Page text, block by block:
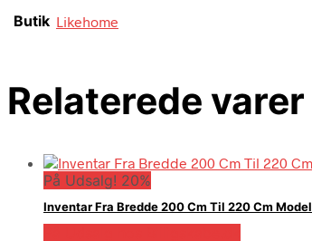
Butik Likehome
Relaterede varer
På Udsalg! 20%
Inventar Fra Bredde 200 Cm Til 220 Cm Model